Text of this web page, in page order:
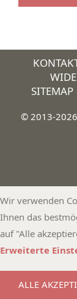
SITEMAP
© 2013-
Wir verwenden
Ihnen das
auf "Alle
Erweiterte
ALLE